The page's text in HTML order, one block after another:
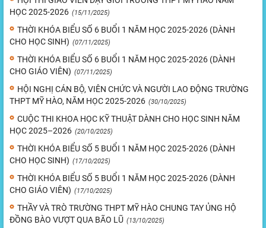
HỌC 2025-2026 (15/11/2025)
THỜI KHÓA BIỂU SỐ 6 BUỔI 1 NĂM HỌC 2025-2026 (DÀNH
CHO HỌC SINH) (07/11/2025)
THỜI KHÓA BIỂU SỐ 6 BUỔI 1 NĂM HỌC 2025-2026 (DÀNH
CHO GIÁO VIÊN) (07/11/2025)
HỘI NGHỊ CÁN BỘ, VIÊN CHỨC VÀ NGƯỜI LAO ĐỘNG TRƯỜNG
THPT MỸ HÀO, NĂM HỌC 2025-2026 (30/10/2025)
CUỘC THI KHOA HỌC KỸ THUẬT DÀNH CHO HỌC SINH NĂM
HỌC 2025–2026 (20/10/2025)
THỜI KHÓA BIỂU SỐ 5 BUỔI 1 NĂM HỌC 2025-2026 (DÀNH
CHO HỌC SINH) (17/10/2025)
THỜI KHÓA BIỂU SỐ 5 BUỔI 1 NĂM HỌC 2025-2026 (DÀNH
CHO GIÁO VIÊN) (17/10/2025)
THẦY VÀ TRÒ TRƯỜNG THPT MỸ HÀO CHUNG TAY ỦNG HỘ
ĐỒNG BÀO VƯỢT QUA BÃO LŨ (13/10/2025)